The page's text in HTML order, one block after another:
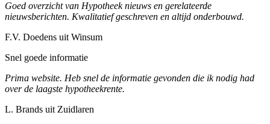
Goed overzicht van Hypotheek nieuws en gerelateerde
nieuwsberichten. Kwalitatief geschreven en altijd onderbouwd.
F.V. Doedens uit Winsum
Snel goede informatie
Prima website. Heb snel de informatie gevonden die ik nodig had
over de laagste hypotheekrente.
L. Brands uit Zuidlaren